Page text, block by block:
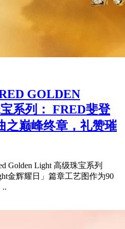
GOLDEN
系列： FRED斐登
之巅峰终章，礼赞璀
Golden Light 高级珠宝系列
金辉耀日」篇章工艺图作为90
..